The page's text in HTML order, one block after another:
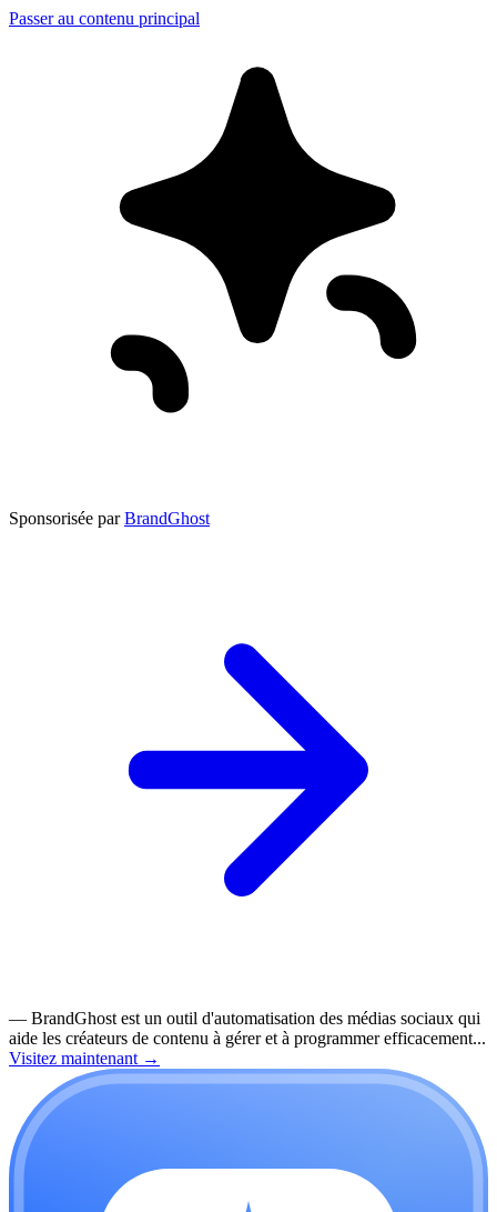
Passer au contenu principal
Sponsorisée par BrandGhost
— BrandGhost est un outil d'automatisation des médias sociaux qui
aide les créateurs de contenu à gérer et à programmer efficacement...
Visitez maintenant →